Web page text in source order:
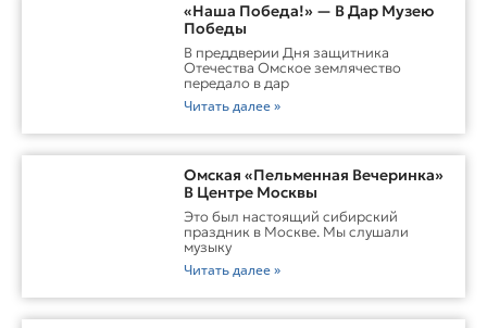
«Наша Победа!» — В Дар Музею
Победы
В преддверии Дня защитника
Отечества Омское землячество
передало в дар
Читать далее »
Омская «Пельменная Вечеринка»
В Центре Москвы
Это был настоящий сибирский
праздник в Москве. Мы слушали
музыку
Читать далее »